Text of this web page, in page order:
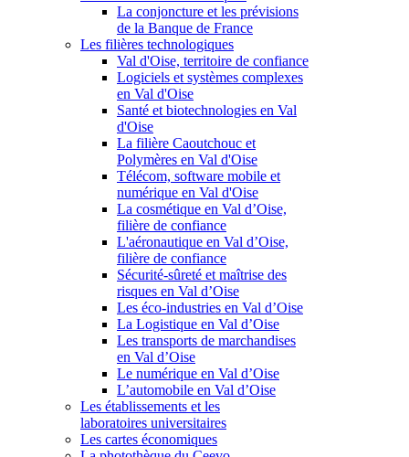
La conjoncture et les prévisions
de la Banque de France
Les filières technologiques
Val d'Oise, territoire de confiance
Logiciels et systèmes complexes
en Val d'Oise
Santé et biotechnologies en Val
d'Oise
La filière Caoutchouc et
Polymères en Val d'Oise
Télécom, software mobile et
numérique en Val d'Oise
La cosmétique en Val d’Oise,
filière de confiance
L'aéronautique en Val d’Oise,
filière de confiance
Sécurité-sûreté et maîtrise des
risques en Val d’Oise
Les éco-industries en Val d’Oise
La Logistique en Val d’Oise
Les transports de marchandises
en Val d’Oise
Le numérique en Val d’Oise
L’automobile en Val d’Oise
Les établissements et les
laboratoires universitaires
Les cartes économiques